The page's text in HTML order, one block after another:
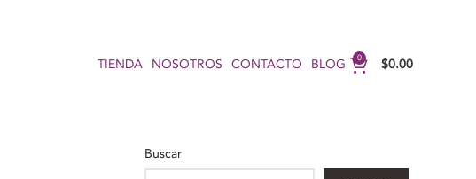
TIENDA NOSOTROS CONTACTO BLOG 0 $0.00
Buscar